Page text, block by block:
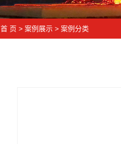
首 页 > 案例展示 > 案例分类